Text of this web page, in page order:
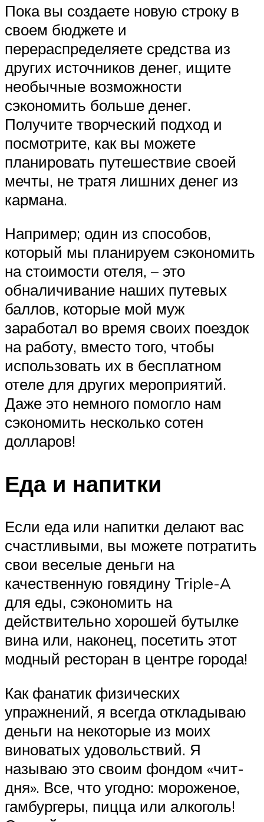
Пока вы создаете новую строку в
своем бюджете и
перераспределяете средства из
других источников денег, ищите
необычные возможности
сэкономить больше денег.
Получите творческий подход и
посмотрите, как вы можете
планировать путешествие своей
мечты, не тратя лишних денег из
кармана.
Например; один из способов,
который мы планируем сэкономить
на стоимости отеля, – это
обналичивание наших путевых
баллов, которые мой муж
заработал во время своих поездок
на работу, вместо того, чтобы
использовать их в бесплатном
отеле для других мероприятий.
Даже это немного помогло нам
сэкономить несколько сотен
долларов!
Еда и напитки
Если еда или напитки делают вас
счастливыми, вы можете потратить
свои веселые деньги на
качественную говядину Triple-A
для еды, сэкономить на
действительно хорошей бутылке
вина или, наконец, посетить этот
модный ресторан в центре города!
Как фанатик физических
упражнений, я всегда откладываю
деньги на некоторые из моих
виноватых удовольствий. Я
называю это своим фондом «чит-
дня». Все, что угодно: мороженое,
гамбургеры, пицца или алкоголь!